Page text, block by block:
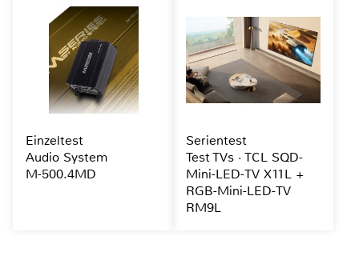
Einzeltest
Audio System
M-500.4MD
Serientest
Test TVs · TCL SQD-
Mini-LED-TV X11L +
RGB-Mini-LED-TV
RM9L